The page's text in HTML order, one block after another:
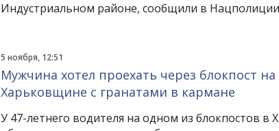
Индустриальном районе, сообщили в
5 ноября, 12:51
Мужчина хотел проехать через блокпост на
Харьковщине с гранатами в кармане
У 47-летнего водителя на одном из блокпостов в